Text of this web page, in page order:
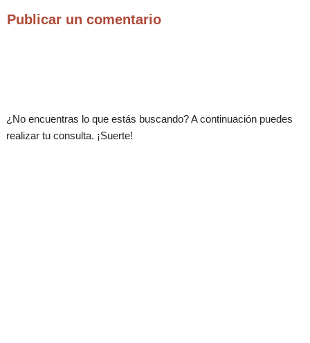
Publicar un comentario
¿No encuentras lo que estás buscando? A continuación puedes
realizar tu consulta. ¡Suerte!